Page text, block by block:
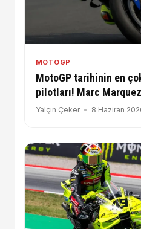
MOTOGP
MotoGP tarihinin en
pilotları! Marc
bir adım daha yaklaştı
Yalçın Çeker 8 Haziran